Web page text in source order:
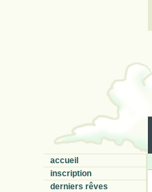
accueil
inscription
derniers rêves